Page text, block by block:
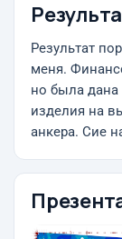
Результат
меня.
но была
изделия на
анкера. Сие